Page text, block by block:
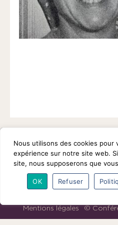
1901
ayant
une
vocation
L’association
Mentions légales
©
Nous utilisons des cookies pour
expérience sur notre site web.
site, nous supposerons que
OK Refuser